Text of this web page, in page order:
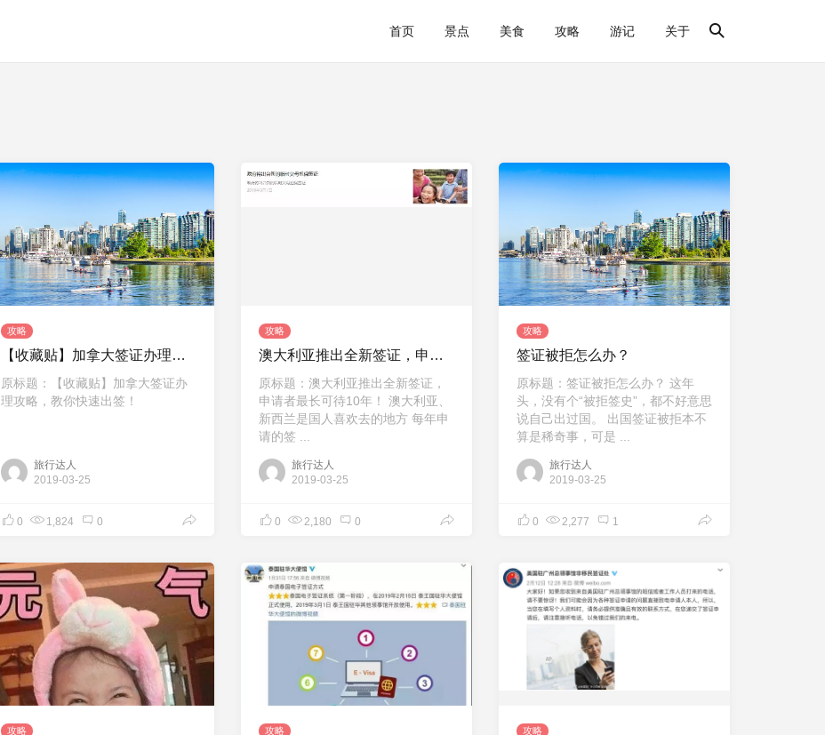
首页 景点 美食 攻略 游记 关于
攻略
【收藏贴】加拿大签证办理攻略，教你快速出签！
原标题：【收藏贴】加拿大签证办
理攻略，教你快速出签！
旅行达人
2019-03-25
0 1,824 0
攻略
澳大利亚推出全新签证，申请者最长可待10年！
原标题：澳大利亚推出全新签证，
申请者最长可待10年！ 澳大利亚、
新西兰是国人喜欢去的地方 每年申
请的签 ...
旅行达人
2019-03-25
0 2,180 0
攻略
签证被拒怎么办？
原标题：签证被拒怎么办？ 这年
头，没有个“被拒签史”，都不好意思
说自己出过国。 出国签证被拒本不
算是稀奇事，可是 ...
旅行达人
2019-03-25
0 2,277 1
攻略 攻略 攻略